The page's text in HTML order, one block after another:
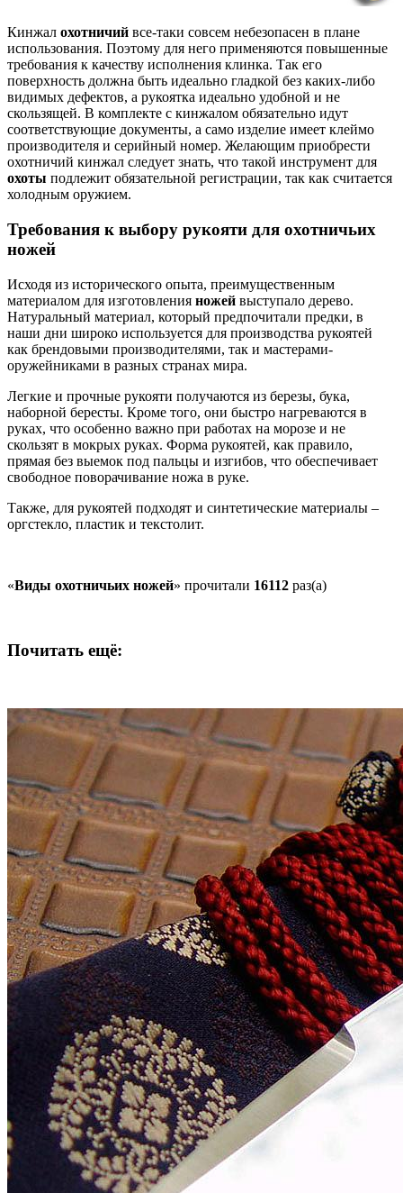
Кинжал охотничий все-таки совсем небезопасен в плане
использования. Поэтому для него применяются повышенные
требования к качеству исполнения клинка. Так его
поверхность должна быть идеально гладкой без каких-либо
видимых дефектов, а рукоятка идеально удобной и не
скользящей. В комплекте с кинжалом обязательно идут
соответствующие документы, а само изделие имеет клеймо
производителя и серийный номер. Желающим приобрести
охотничий кинжал следует знать, что такой инструмент для
охоты подлежит обязательной регистрации, так как считается
холодным оружием.
Требования к выбору рукояти для охотничьих
ножей
Исходя из исторического опыта, преимущественным
материалом для изготовления ножей выступало дерево.
Натуральный материал, который предпочитали предки, в
наши дни широко используется для производства рукоятей
как брендовыми производителями, так и мастерами-
оружейниками в разных странах мира.
Легкие и прочные рукояти получаются из березы, бука,
наборной бересты. Кроме того, они быстро нагреваются в
руках, что особенно важно при работах на морозе и не
скользят в мокрых руках. Форма рукоятей, как правило,
прямая без выемок под пальцы и изгибов, что обеспечивает
свободное поворачивание ножа в руке.
Также, для рукоятей подходят и синтетические материалы –
оргстекло, пластик и текстолит.
«Виды охотничьих ножей» прочитали 16112 раз(а)
Почитать ещё: